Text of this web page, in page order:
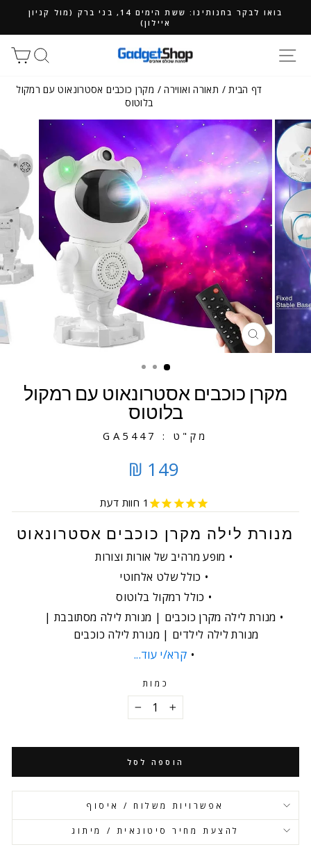
בואו לבקר בחנותינו: ששת הימים 14, בני ברק (מול קניון
איילון)
חיפוש
דף הבית/ תאורה ואווירה / מקרן כוכבים אסטרונאוט עם רמקול
בלוטוס
מקרן כוכבים אסטרונאוט עם רמקול
בלוטוס
מק"ט : GA5447
149 ₪
1 חוות דעת
מנורת לילה מקרן כוכבים אסטרונאוט
מופע מרהיב של אורות וצורות
כולל שלט אלחוטי
כולל רמקול בלוטוס
מנורת לילה מקרן כוכבים | מנורת לילה מסתובבת |
מנורת לילה לילדים | מנורת לילה כוכבים
קרא/י עוד...
כמות
+
הוספה לסל
אפשרויות משלוח / איסוף
להצעת מחיר סיטונאית / מיתוג
סגירה